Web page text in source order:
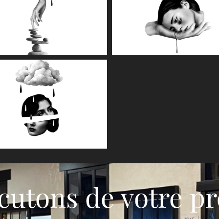
de votre